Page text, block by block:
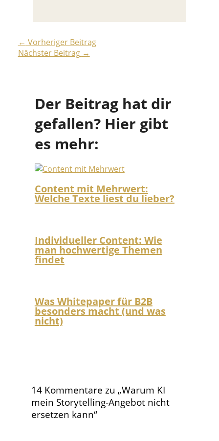
← Vorheriger Beitrag
Nächster Beitrag →
Der Beitrag hat dir
gefallen? Hier gibt
es mehr:
Content mit Mehrwert:
Welche Texte liest du lieber?
Individueller Content: Wie
man hochwertige Themen
findet
Was Whitepaper für B2B
besonders macht (und was
nicht)
14 Kommentare zu „Warum KI
mein Storytelling-Angebot nicht
ersetzen kann“